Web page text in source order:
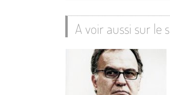
A voir aussi sur le